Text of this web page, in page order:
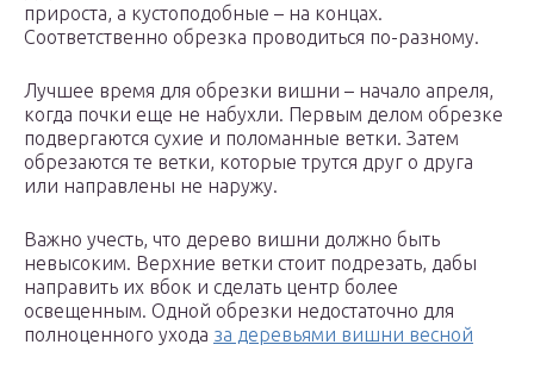
прироста, а кустоподобные – на концах.
Соответственно обрезка проводиться по-разному.
Лучшее время для обрезки вишни – начало апреля,
когда почки еще не набухли. Первым делом обрезке
подвергаются сухие и поломанные ветки. Затем
обрезаются те ветки, которые трутся друг о друга
или направлены не наружу.
Важно учесть, что дерево вишни должно быть
невысоким. Верхние ветки стоит подрезать, дабы
направить их вбок и сделать центр более
освещенным. Одной обрезки недостаточно для
полноценного ухода за деревьями вишни весной